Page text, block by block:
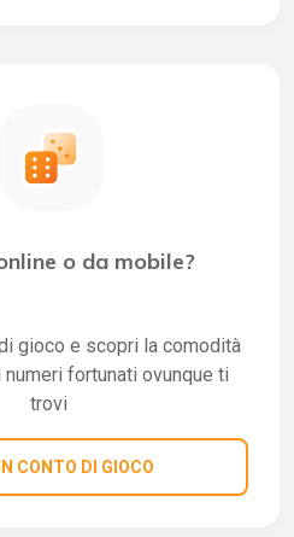
o da mobile?
gioco e scopri la comodità
fortunati ovunque ti
trovi
CONTO DI GIOCO